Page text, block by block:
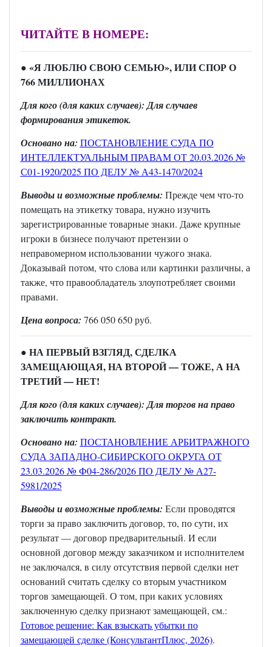
ЧИТАЙТЕ В НОМЕРЕ:
● «Я ЛЮБЛЮ СВОЮ СЕМЬЮ», ИЛИ СПОР О
766 МИЛЛИОНАХ
Для кого (для каких случаев): Для случаев
формирования этикеток.
Основано на: ПОСТАНОВЛЕНИЕ СУДА ПО
ИНТЕЛЛЕКТУАЛЬНЫМ ПРАВАМ ОТ 20.03.2026 №
С01-1920/2025 ПО ДЕЛУ № А43-1470/2024
Выводы и возможные проблемы: Прежде чем что-то
помещать на этикетку товара, нужно изучить
зарегистрированные товарные знаки. Даже крупные
игроки в бизнесе получают претензии о
неправомерном использовании чужого знака.
Доказывай потом, что слова или картинки различны, а
также, что правообладатель злоупотребляет своими
правами.
Цена вопроса: 766 050 650 руб.
● НА ПЕРВЫЙ ВЗГЛЯД, СДЕЛКА
ЗАМЕЩАЮЩАЯ, НА ВТОРОЙ — ТОЖЕ, А НА
ТРЕТИЙ — НЕТ!
Для кого (для каких случаев): Для торгов на право
заключить контракт.
Основано на: ПОСТАНОВЛЕНИЕ АРБИТРАЖНОГО
СУДА ЗАПАДНО-СИБИРСКОГО ОКРУГА ОТ
23.03.2026 № Ф04-286/2026 ПО ДЕЛУ № А27-
5981/2025
Выводы и возможные проблемы: Если проводятся
торги за право заключить договор, то, по сути, их
результат — договор предварительный. И если
основной договор между заказчиком и исполнителем
не заключался, в силу отсутствия первой сделки нет
оснований считать сделку со вторым участником
торгов замещающей. О том, при каких условиях
заключенную сделку признают замещающей, см.:
Готовое решение: Как взыскать убытки по
замещающей сделке (КонсультантПлюс, 2026).